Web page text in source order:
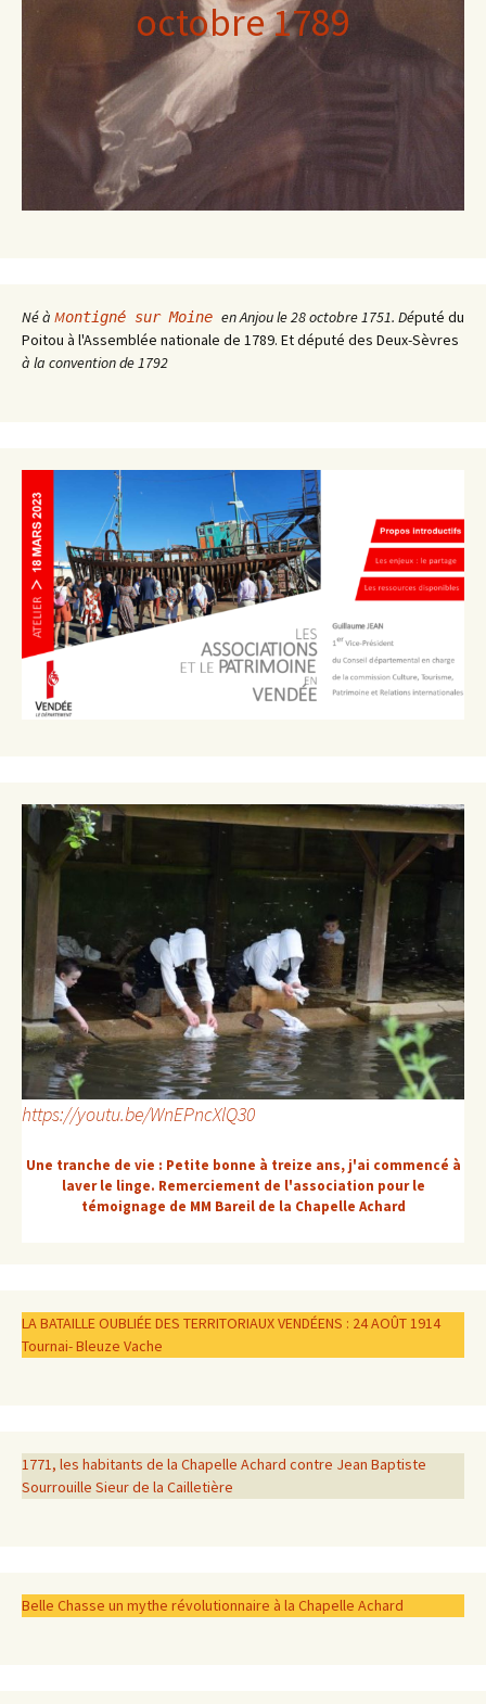
octobre 1789
Né à Montigné sur Moine en Anjou le 28 octobre 1751. Député du
Poitou à l'Assemblée nationale de 1789. Et député des Deux-Sèvres
à la convention de 1792
https://youtu.be/WnEPncXlQ30
Une tranche de vie : Petite bonne à treize ans, j'ai commencé à
laver le linge. Remerciement de l'association pour le
témoignage de MM Bareil de la Chapelle Achard
LA BATAILLE OUBLIÉE DES TERRITORIAUX VENDÉENS : 24 AOÛT 1914
Tournai- Bleuze Vache
1771, les habitants de la Chapelle Achard contre Jean Baptiste
Sourrouille Sieur de la Cailletière
Belle Chasse un mythe révolutionnaire à la Chapelle Achard